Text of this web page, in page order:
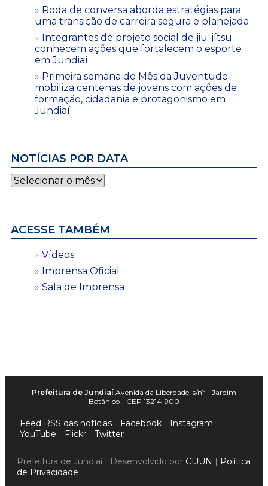
Roda de conversa aborda estratégias para
uma transição de carreira segura e planejada
Integrantes de projeto social de jiu-jítsu
conhecem ações que fortalecem o esporte
em Jundiaí
Primeira semana do Mês da Juventude
mobiliza centenas de jovens com ações de
formação, cidadania e protagonismo em
Jundiaí
NOTÍCIAS POR DATA
Notícias
por
ACESSE TAMBÉM
Vídeos
Imprensa Oficial
Sala de Imprensa
Prefeitura de Jundiaí Avenida da Liberdade, s/nº - Jardim
Botânico - CEP 13214-900
Feed RSS das notícias Facebook
Instagram
YouTube
Flickr Twitter
Prefeitura de Jundiaí | Desenvolvido por CIJUN | Política
de Privacidade